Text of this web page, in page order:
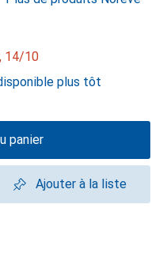
14/10
plus tôt
panier
Ajouter à la liste